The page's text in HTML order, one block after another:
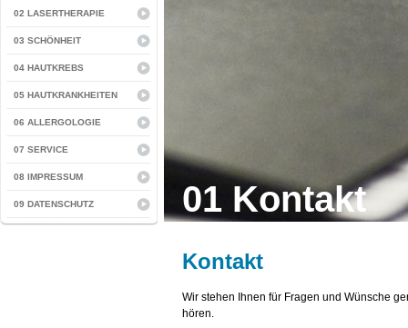
Kontakt
Wir stehen Ihnen für Fragen und Wünsche
hören.
01 Kontakt
02 LASERTHERAPIE
03 SCHÖNHEIT
04 HAUTKREBS
05 HAUTKRANKHEITEN
06 ALLERGOLOGIE
07 SERVICE
08 IMPRESSUM
09 DATENSCHUTZ